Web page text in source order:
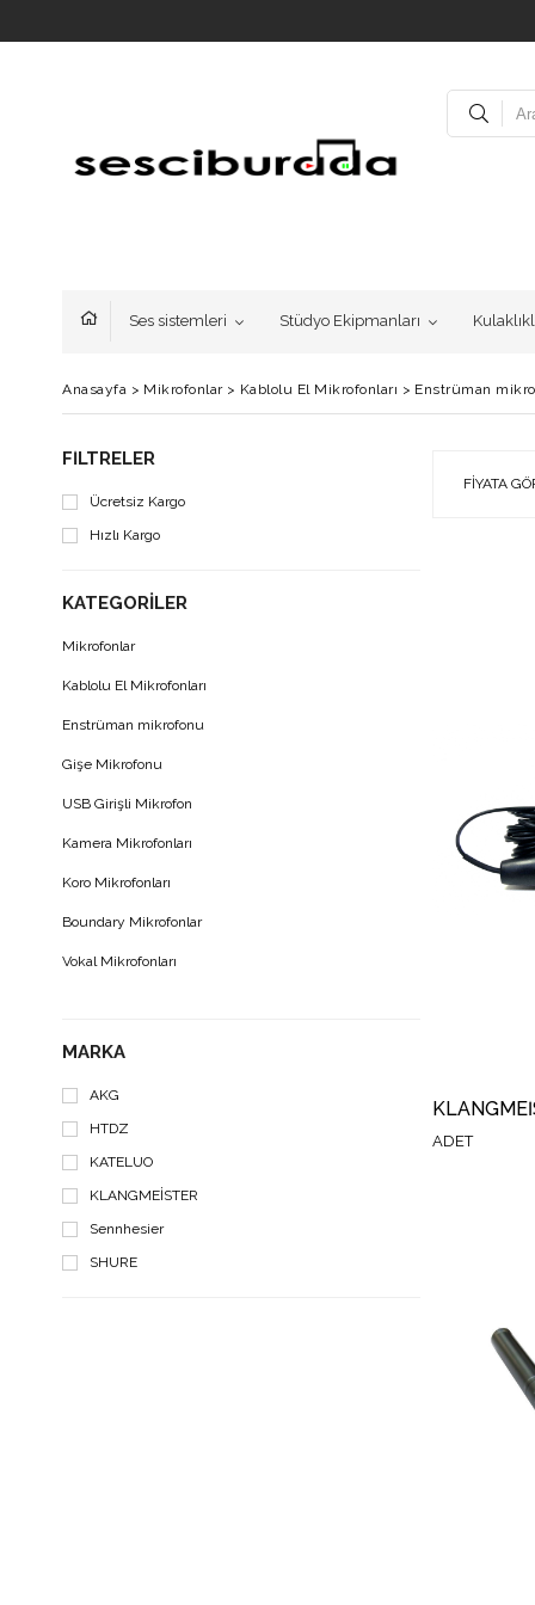
Ses sistemleri Stüdyo Ekipmanları
Anasayfa > Mikrofonlar> Kablolu El Mikrofonları > Enstrüman
FILTRELER
Ücretsiz Kargo
Hızlı Kargo
KATEGORILER
Mikrofonlar
Kablolu El Mikrofonları
Enstrüman mikrofonu
Gişe Mikrofonu
USB Girişli Mikrofon
Kamera Mikrofonları
Koro Mikrofonları
Boundary Mikrofonlar
Vokal Mikrofonları
Konferans Ve Kürsü Mikrofonları
Davul Mikrofon Setleri
MARKA
AKG
HTDZ
KATELUO
KLANGMEİSTER
Sennhesier
SHURE
FIYATA
ADET